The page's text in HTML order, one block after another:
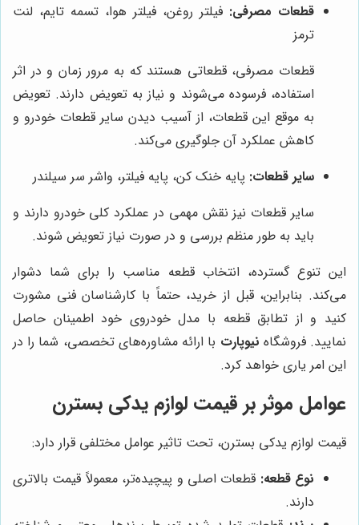
قطعات مصرفی: فیلتر روغن، فیلتر هوا، تسمه تایم، لنت
ترمز
قطعات مصرفی، قطعاتی هستند که به مرور زمان و در اثر
استفاده، فرسوده می‌شوند و نیاز به تعویض دارند. تعویض
به موقع این قطعات، از آسیب دیدن سایر قطعات خودرو و
کاهش عملکرد آن جلوگیری می‌کند.
سایر قطعات: پایه خنک کن، پایه فیلتر، واشر سر سیلندر
سایر قطعات نیز نقش مهمی در عملکرد کلی خودرو دارند و
باید به طور منظم بررسی و در صورت نیاز تعویض شوند.
این تنوع گسترده، انتخاب قطعه مناسب را برای شما دشوار
می‌کند. بنابراین، قبل از خرید، حتماً با کارشناسان فنی مشورت
کنید و از تطابق قطعه با مدل خودروی خود اطمینان حاصل
نمایید. فروشگاه نیوپارت با ارائه مشاوره‌های تخصصی، شما را در
این امر یاری خواهد کرد.
عوامل موثر بر قیمت لوازم یدکی بسترن
قیمت لوازم یدکی بسترن، تحت تاثیر عوامل مختلفی قرار دارد:
نوع قطعه: قطعات اصلی و پیچیده‌تر، معمولاً قیمت بالاتری
دارند.